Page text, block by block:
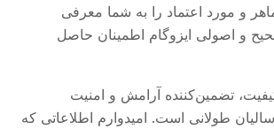
و مورد اعتماد را به شما معرفی
و اصولی ایزوگام اطمینان حاصل
تضمین‌کننده آرامش و امنیت
طولانی است. امیدوارم اطلاعاتی که